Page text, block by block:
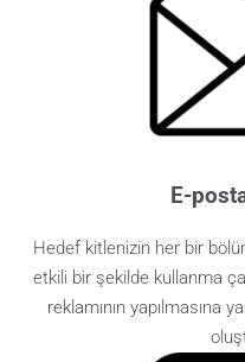
E-
Hedef kitlenizin her bir
etkili bir şekilde kullanma
reklamının yapılmasına